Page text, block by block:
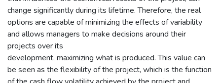
change significantly during its lifetime. Therefore, the real
options are capable of minimizing the effects of variability
and allows managers to make decisions around their
projects over its
development, maximizing what is produced. This value can
be seen as the flexibility of the project, which is the function